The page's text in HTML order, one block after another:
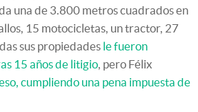
una de 3.800 metros cuadrados en
15 motocicletas, un tractor, 27
sus propiedades le fueron
15 años de litigio, pero Félix
cumpliendo una pena impuesta de